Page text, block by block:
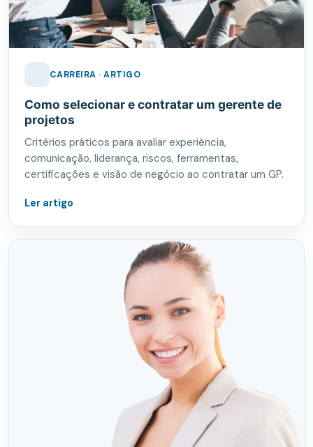
CARREIRA · ARTIGO
Como selecionar e contratar um gerente de
projetos
Critérios práticos para avaliar experiência,
comunicação, liderança, riscos, ferramentas,
certificações e visão de negócio ao contratar um GP.
Ler artigo